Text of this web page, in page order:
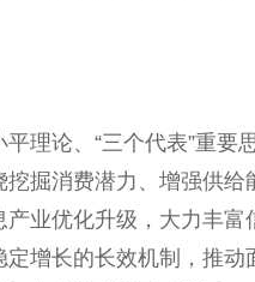
平理论、“三个代表”重
掘消费潜力、增强供
业优化升级，大力丰
增长的长效机制，推